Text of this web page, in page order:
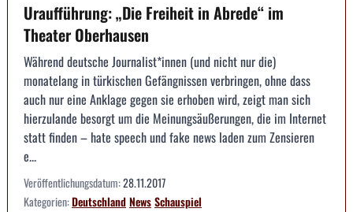
Uraufführung: „Die Freiheit in Abrede“ im
Theater Oberhausen
Während deutsche Journalist*innen (und nicht nur die)
monatelang in türkischen Gefängnissen verbringen, ohne dass
auch nur eine Anklage gegen sie erhoben wird, zeigt man sich
hierzulande besorgt um die Meinungsäußerungen, die im Internet
statt finden – hate speech und fake news laden zum Zensieren
e...
Veröffentlichungsdatum:28.11.2017
Kategorien:DeutschlandNewsSchauspiel